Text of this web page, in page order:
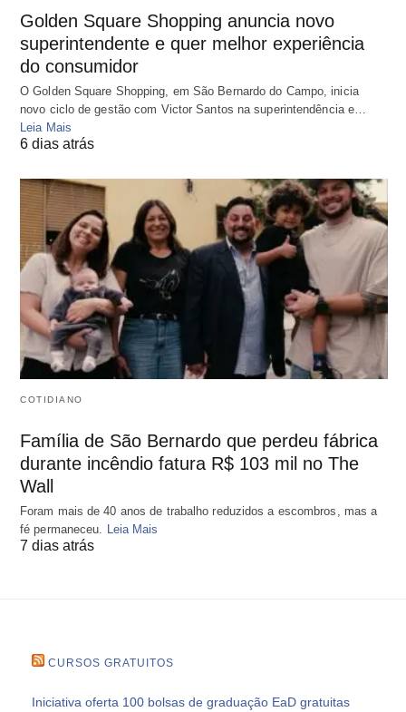
Golden Square Shopping anuncia novo
superintendente e quer melhor experiência
do consumidor
O Golden Square Shopping, em São Bernardo do Campo, inicia
novo ciclo de gestão com Victor Santos na superintendência e…
Leia Mais
6 dias atrás
COTIDIANO
Família de São Bernardo que perdeu fábrica
durante incêndio fatura R$ 103 mil no The
Wall
Foram mais de 40 anos de trabalho reduzidos a escombros, mas a
fé permaneceu.
Leia Mais
7 dias atrás
CURSOS GRATUITOS
Iniciativa oferta 100 bolsas de graduação EaD gratuitas